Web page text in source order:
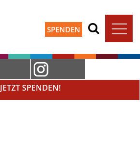
SPENDEN
JETZT SPENDEN!